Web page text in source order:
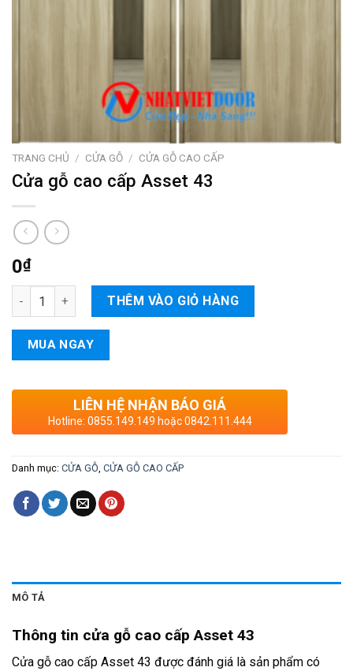
TRANG CHỦ / CỬA GỖ / CỬA GỖ CAO CẤP
Cửa gỗ cao cấp Asset 43
0₫
Cửa gỗ cao cấp Asset 43 số lượng
THÊM VÀO GIỎ HÀNG
MUA NGAY
LIÊN HỆ NHẬN BÁO GIÁ
Hotline: 0855.149.149 hoặc 0842.111.444
Danh mục: CỬA GỖ CỬA GỖ CAO CẤP
MÔ TẢ
Thông tin cửa gỗ cao cấp Asset 43
Cửa gỗ cao cấp Asset 43 được đánh giá là sản phẩm có